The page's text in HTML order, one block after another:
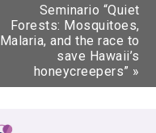
Seminario “Quiet
Forests: Mosquitoes,
Malaria, and the race to
save Hawaii’s
honeycreepers” »